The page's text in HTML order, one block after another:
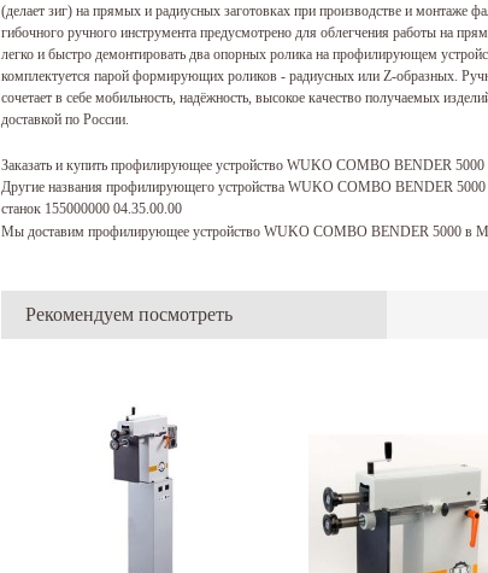
(делает зиг) на прямых и радиусных заготовках при производстве и монтаже
гибочного ручного инструмента предусмотрено для облегчения работы на
легко и быстро демонтировать два опорных ролика на профилирующем
комплектуется парой формирующих роликов - радиусных или Z-образных.
сочетает в себе мобильность, надёжность, высокое качество получаемых
доставкой по России.
Заказать и купить профилирующее устройство WUKO COMBO BENDER
Другие названия профилирующего устройства WUKO COMBO BENDER
станок 155000000 04.35.00.00
Мы доставим профилирующее устройство WUKO COMBO BENDER 5000 в
Рекомендуем посмотреть